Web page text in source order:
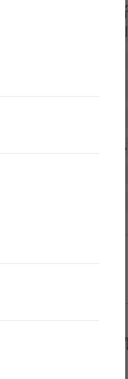
น ย่อมไม่เป็นผู้หลุด
ป็นทุกข์ มีความแปร
วิภวตัณหาด้วย.
อนิพพาน.
ปลงอีกต่อไป). ดังนี้
สุด ก่อนนำข้อมูลไปใช้